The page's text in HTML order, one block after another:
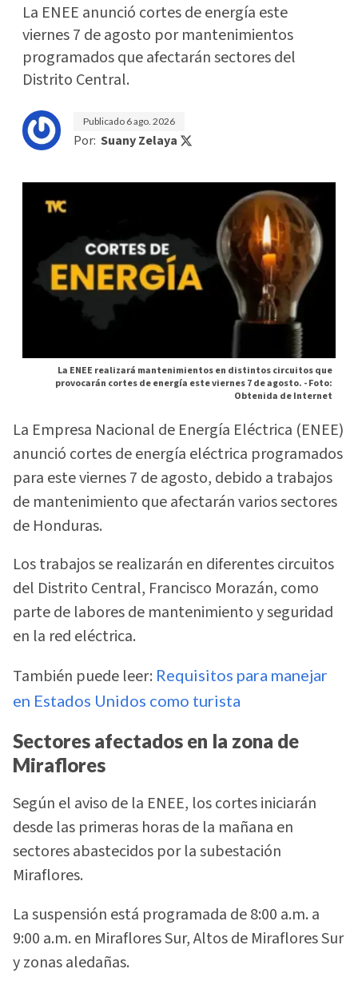
La ENEE anunció cortes de energía este
viernes 7 de agosto por mantenimientos
programados que afectarán sectores del
Distrito Central.
Publicado 6 ago. 2026
Por: Suany Zelaya
La ENEE realizará mantenimientos en distintos circuitos que
provocarán cortes de energía este viernes 7 de agosto. -Foto:
Obtenida de Internet
La Empresa Nacional de Energía Eléctrica (ENEE)
anunció cortes de energía eléctrica programados
para este viernes 7 de agosto, debido a trabajos
de mantenimiento que afectarán varios sectores
de Honduras.
Los trabajos se realizarán en diferentes circuitos
del Distrito Central, Francisco Morazán, como
parte de labores de mantenimiento y seguridad
en la red eléctrica.
También puede leer: Requisitos para manejar
en Estados Unidos como turista
Sectores afectados en la zona de
Miraflores
Según el aviso de la ENEE, los cortes iniciarán
desde las primeras horas de la mañana en
sectores abastecidos por la subestación
Miraflores.
La suspensión está programada de 8:00 a.m. a
9:00 a.m. en Miraflores Sur, Altos de Miraflores Sur
y zonas aledañas.